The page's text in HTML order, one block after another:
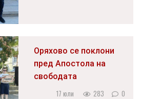
Оряхово се поклони
пред Апостола на
свободата
17 юли 283 0